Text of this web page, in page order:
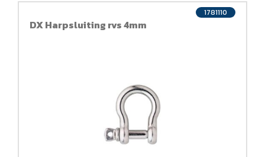
DX Harpsluiting rvs 4mm
1781110